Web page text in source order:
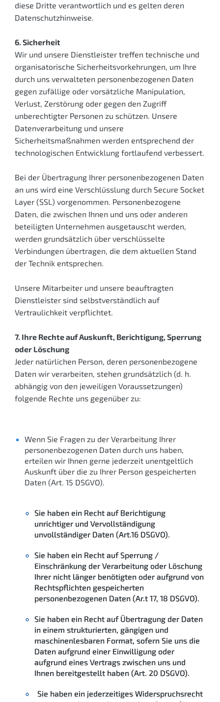
diese Dritte verantwortlich und es gelten deren
Datenschutzhinweise.
6. Sicherheit
Wir und unsere Dienstleister treffen technische und
organisatorische Sicherheitsvorkehrungen, um Ihre
durch uns verwalteten personenbezogenen Daten
gegen zufällige oder vorsätzliche Manipulation,
Verlust, Zerstörung oder gegen den Zugriff
unberechtigter Personen zu schützen. Unsere
Datenverarbeitung und unsere
Sicherheitsmaßnahmen werden entsprechend der
technologischen Entwicklung fortlaufend verbessert.
Bei der Übertragung Ihrer personenbezogenen Daten
an uns wird eine Verschlüsslung durch Secure Socket
Layer (SSL) vorgenommen. Personenbezogene
Daten, die zwischen Ihnen und uns oder anderen
beteiligten Unternehmen ausgetauscht werden,
werden grundsätzlich über verschlüsselte
Verbindungen übertragen, die dem aktuellen Stand
der Technik entsprechen.
Unsere Mitarbeiter und unsere beauftragten
Dienstleister sind selbstverständlich auf
Vertraulichkeit verpflichtet.
7. Ihre Rechte auf Auskunft, Berichtigung, Sperrung
oder Löschung
Jeder natürlichen Person, deren personenbezogene
Daten wir verarbeiten, stehen grundsätzlich (d. h.
abhängig von den jeweiligen Voraussetzungen)
folgende Rechte uns gegenüber zu:
Wenn Sie Fragen zu der Verarbeitung Ihrer
personenbezogenen Daten durch uns haben,
erteilen wir Ihnen gerne jederzeit unentgeltlich
Auskunft über die zu Ihrer Person gespeicherten
Daten (Art. 15 DSGVO).
Sie haben ein Recht auf Berichtigung
unrichtiger und Vervollständigung
unvollständiger Daten (Art.16 DSGVO).
Sie haben ein Recht auf Sperrung /
Einschränkung der Verarbeitung oder Löschung
Ihrer nicht länger benötigten oder aufgrund von
Rechtspflichten gespeicherten
personenbezogenen Daten (Ar.t 17, 18 DSGVO).
Sie haben ein Recht auf Übertragung der Daten
in einem strukturierten, gängigen und
maschinenlesbaren Format, sofern Sie uns die
Daten aufgrund einer Einwilligung oder
aufgrund eines Vertrags zwischen uns und
Ihnen bereitgestellt haben (Art. 20 DSGVO).
Sie haben ein jederzeitiges Widerspruchsrecht